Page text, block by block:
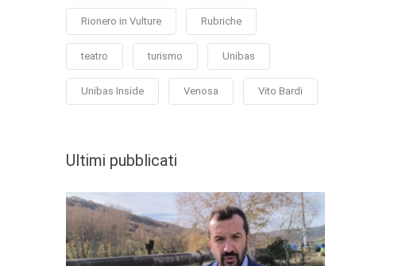
Rionero in Vulture Rubriche
teatro turismo Unibas
Unibas Inside Venosa Vito Bardi
Ultimi pubblicati